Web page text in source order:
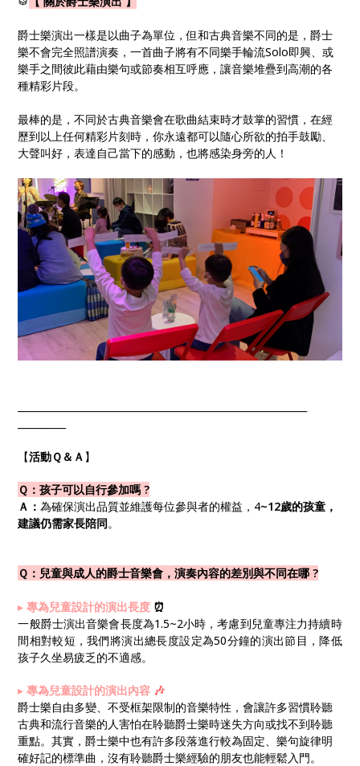
爵士樂演出一樣是以曲子為單位，但和古典音樂不同的是，爵士
樂不會完全照譜演奏，一首曲子將有不同樂手輪流Solo即興、或
樂手之間彼此藉由樂句或節奏相互呼應，讓音樂堆疊到高潮的各
種精彩片段。
最棒的是，不同於古典音樂會在歌曲結束時才鼓掌的習慣，在經
歷到以上任何精彩片刻時，你永遠都可以隨心所欲的拍手鼓勵、
大聲叫好，表達自己當下的感動，也將感染身旁的人！
【活動Ｑ＆Ａ 】
Ｑ：孩子可以自行參加嗎 ?
Ａ：為確保演出品質並維護每位參與者的權益，4~12歲的孩童，
建議仍需家長陪同。
Ｑ：兒童與成人的爵士音樂會，演奏內容的差別與不同在哪 ?
▸專為兒童設計的演出長度 ⏰
一般爵士演出音樂會長度為1.5~2小時，考慮到兒童專注力持續時
間相對較短，我們將演出總長度設定為50分鐘的演出節目，降低
孩子久坐易疲乏的不適感。
▸專為兒童設計的演出內容 🎶
爵士樂自由多變、不受框架限制的音樂特性，會讓許多習慣聆聽
古典和流行音樂的人害怕在聆聽爵士樂時迷失方向或找不到聆聽
重點。其實，爵士樂中也有許多段落進行較為固定、樂句旋律明
確好記的標準曲，沒有聆聽爵士樂經驗的朋友也能輕鬆入門。